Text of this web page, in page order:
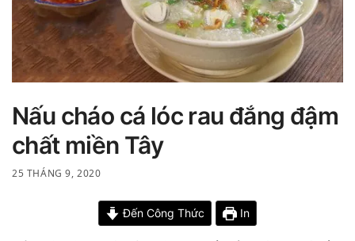
Nấu cháo cá lóc rau đắng đậm
chất miền Tây
25 THÁNG 9, 2020
Đến Công Thức In